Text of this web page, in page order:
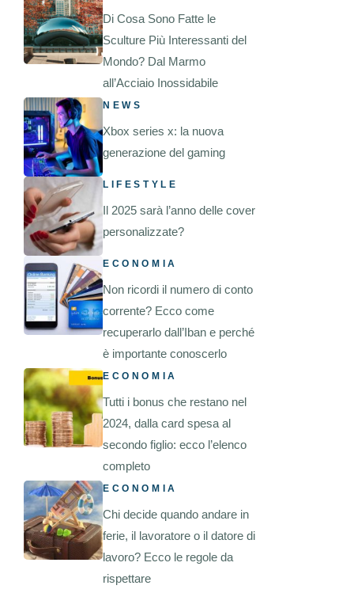
Di Cosa Sono Fatte le
Sculture Più Interessanti del
Mondo? Dal Marmo
all’Acciaio Inossidabile
NEWS
Xbox series x: la nuova
generazione del gaming
LIFESTYLE
Il 2025 sarà l’anno delle cover
personalizzate?
ECONOMIA
Non ricordi il numero di conto
corrente? Ecco come
recuperarlo dall’Iban e perché
è importante conoscerlo
ECONOMIA
Tutti i bonus che restano nel
2024, dalla card spesa al
secondo figlio: ecco l’elenco
completo
ECONOMIA
Chi decide quando andare in
ferie, il lavoratore o il datore di
lavoro? Ecco le regole da
rispettare